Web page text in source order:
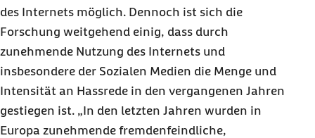
des Internets möglich. Dennoch ist sich die
Forschung weitgehend einig, dass durch
zunehmende Nutzung des Internets und
insbesondere der Sozialen Medien die Menge und
Intensität an Hassrede in den vergangenen Jahren
gestiegen ist. „In den letzten Jahren wurden in
Europa zunehmende fremdenfeindliche,